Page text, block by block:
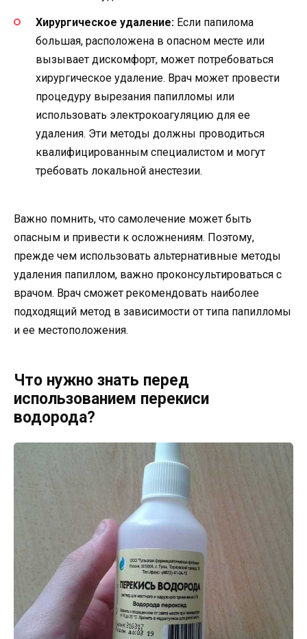
Хирургическое удаление: Если папилома
большая, расположена в опасном месте или
вызывает дискомфорт, может потребоваться
хирургическое удаление. Врач может провести
процедуру вырезания папилломы или
использовать электрокоагуляцию для ее
удаления. Эти методы должны проводиться
квалифицированным специалистом и могут
требовать локальной анестезии.
Важно помнить, что самолечение может быть
опасным и привести к осложнениям. Поэтому,
прежде чем использовать альтернативные методы
удаления папиллом, важно проконсультироваться с
врачом. Врач сможет рекомендовать наиболее
подходящий метод в зависимости от типа папилломы
и ее местоположения.
Что нужно знать перед
использованием перекиси
водорода?